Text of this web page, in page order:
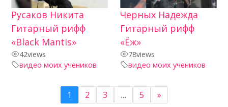
Русаков Никита
Гитарный рифф
«Black Mantis»
42views
видео моих учеников
Черных Надежда
Гитарный рифф
«Ёж»
78views
видео моих учеников
1 2 3 … 5 »